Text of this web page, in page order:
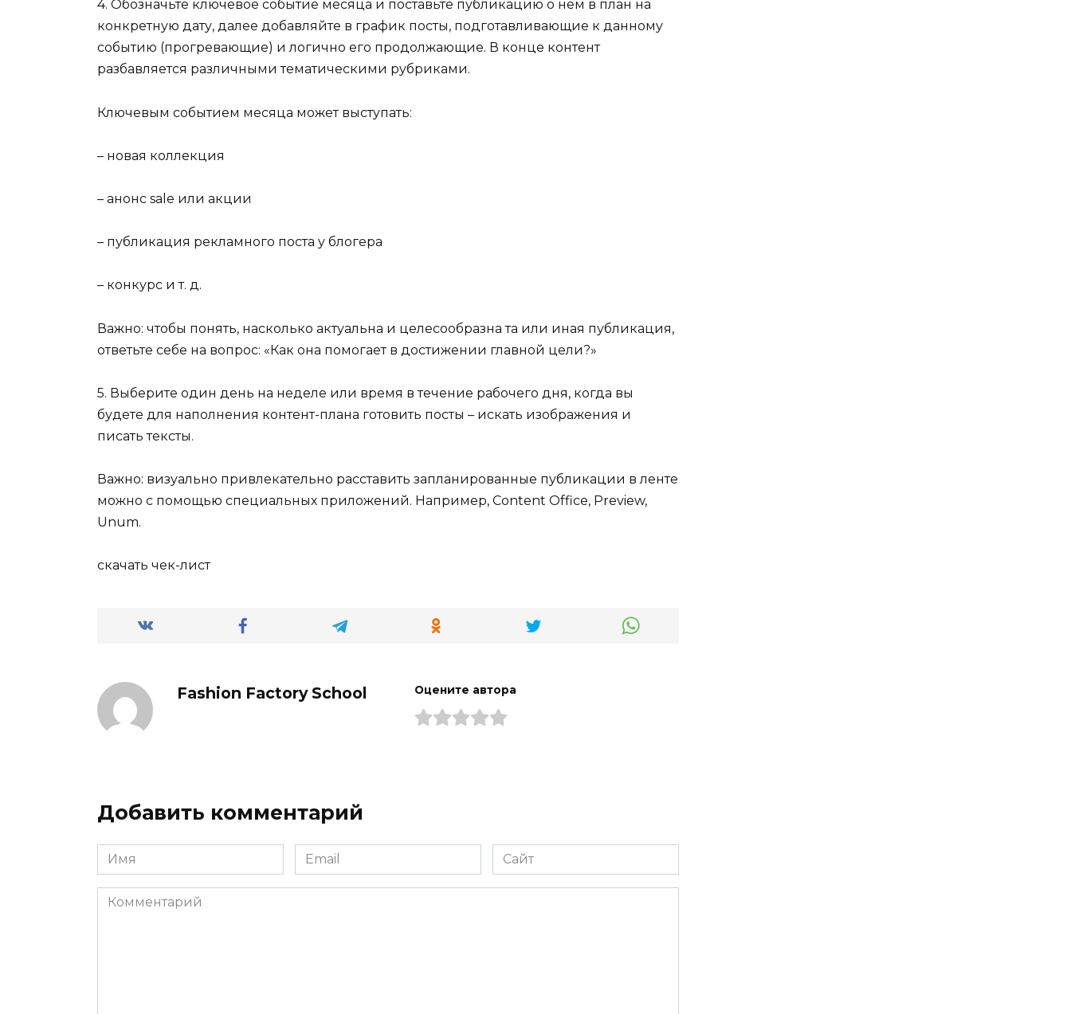
4. Обозначьте ключевое событие месяца и поставьте публикацию о нем в план на
конкретную дату, далее добавляйте в график посты, подготавливающие к данному
событию (прогревающие) и логично его продолжающие. В конце контент
разбавляется различными тематическими рубриками.
Ключевым событием месяца может выступать:
– новая коллекция
– анонс sale или акции
– публикация рекламного поста у блогера
– конкурс и т. д.
Важно: чтобы понять, насколько актуальна и целесообразна та или иная публикация,
ответьте себе на вопрос: «Как она помогает в достижении главной цели?»
5. Выберите один день на неделе или время в течение рабочего дня, когда вы
будете для наполнения контент-плана готовить посты – искать изображения и
писать тексты.
Важно: визуально привлекательно расставить запланированные публикации в ленте
можно с помощью специальных приложений. Например, Content Office, Preview,
Unum.
скачать чек-лист
Fashion Factory School Оцените автора
Добавить комментарий
Имя
*
Email
*
Сайт
Комментарий